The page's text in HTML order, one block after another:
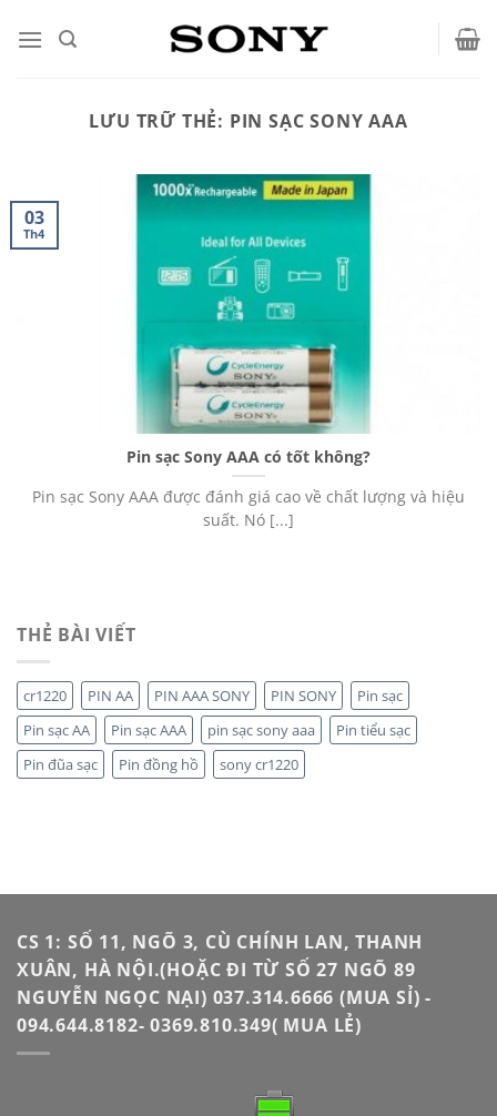
qua
LƯU TRỮ THẺ: PIN SẠC SONY AAA
Pin sạc Sony AAA có tốt không?
Pin sạc Sony AAA được đánh giá cao về chất lượng và hiệu
suất. Nó [...]
03
Th4
THẺ BÀI VIẾT
cr1220 PIN AA PIN AAA SONY PIN SONY
Pin sạc
Pin sạc AA
Pin sạc AAA pin sạc sony aaa
Pin tiểu sạc
Pin đũa sạc
Pin đồng hồ sony cr1220
CS 1: SỐ 11, NGÕ 3, CÙ CHÍNH LAN, THANH
XUÂN, HÀ NỘI.(HOẶC ĐI TỪ SỐ 27 NGÕ 89
NGUYỄN NGỌC NẠI) 037.314.6666 (MUA SỈ) -
094.644.8182- 0369.810.349( MUA LẺ)